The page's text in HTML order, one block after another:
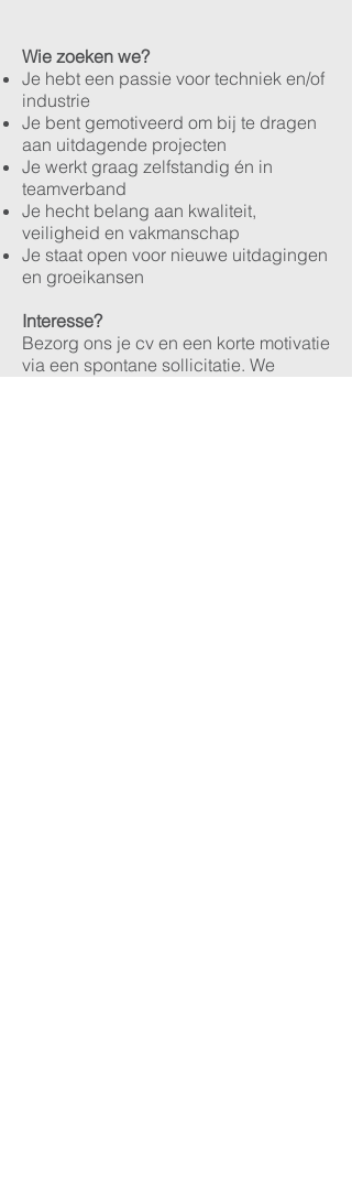
Wie zoeken we?
Je hebt een passie voor techniek en/of
industrie
Je bent gemotiveerd om bij te dragen
aan uitdagende projecten
Je werkt graag zelfstandig én in
teamverband
Je hecht belang aan kwaliteit,
veiligheid en vakmanschap
Je staat open voor nieuwe uitdagingen
en groeikansen
Interesse?
Bezorg ons je cv en een korte motivatie
via een spontane sollicitatie. We